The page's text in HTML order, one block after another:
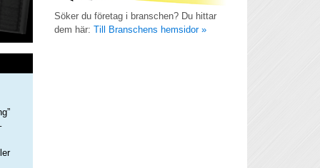
Söker du företag i branschen? Du hittar
dem här: Till Branschens hemsidor »